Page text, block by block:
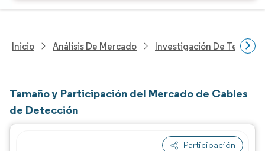
Inicio Análisis De Mercado Investigación De
Tamaño y Participación del Mercado de Cables
de Detección
Participación